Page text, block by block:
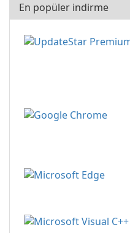
En popüler indirme